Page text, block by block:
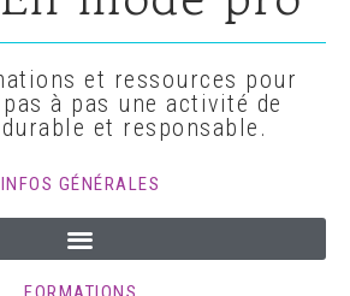
et ressources pour
à pas une activité de
et responsable.
INFOS GÉNÉRALES